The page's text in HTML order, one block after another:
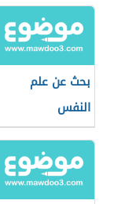
بحث عن علم
النفس